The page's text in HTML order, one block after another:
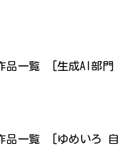
品一覧 [生成AI部門
品一覧 [ゆめいろ 自